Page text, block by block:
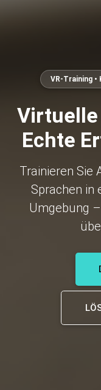
VR-Training •
Virtuelle
Echte
Trainieren Sie
Sprachen in
Umgebung